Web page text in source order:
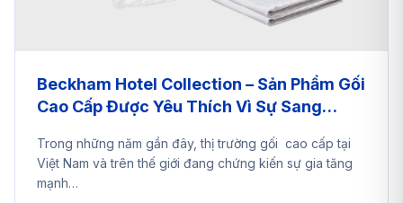
Beckham Hotel Collection – Sản Phẩm Gối
Cao Cấp Được Yêu Thích Vì Sự Sang
Ngay Cùng A2EShip
Trong những năm gần đây, thị trường gối cao cấp tại
Việt Nam và trên thế giới đang chứng kiến sự gia tăng
mạnh…